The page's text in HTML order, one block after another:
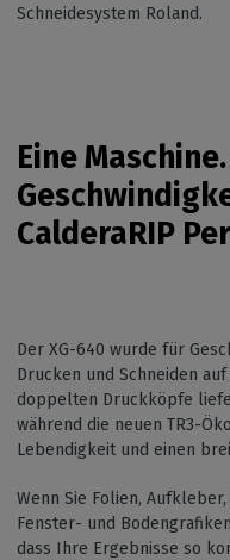
Schneidesystem Roland.
Eine
CalderaRIP
Der XG-640 wurde für
Drucken und Schneiden
doppelten Druckköpfe
während die neuen TR3-
Lebendigkeit und einen
Wenn Sie Folien,
Fenster- und
dass Ihre Ergebnisse so